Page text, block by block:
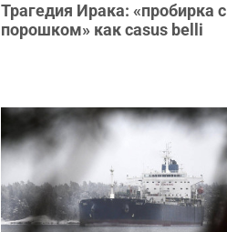
Трагедия Ирака: «пробирка с
порошком» как сasus belli